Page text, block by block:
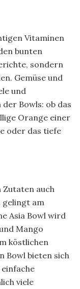
Vitaminen
bunten
sondern
Gemüse und
und
Bowls: ob das
Orange einer
oder das tiefe
Zutaten auch
gelingt am
Asia Bowl wird
Mango
köstlichen
Bowl bieten sich
einfache
viele